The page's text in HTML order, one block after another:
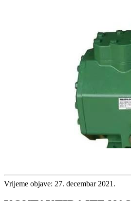
Vrijeme objave: 27. decembar 2021.